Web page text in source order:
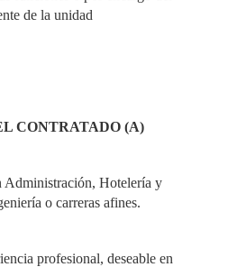
de la unidad
CONTRATADO (A)
Administración, Hotelería y
o carreras afines.
profesional, deseable en